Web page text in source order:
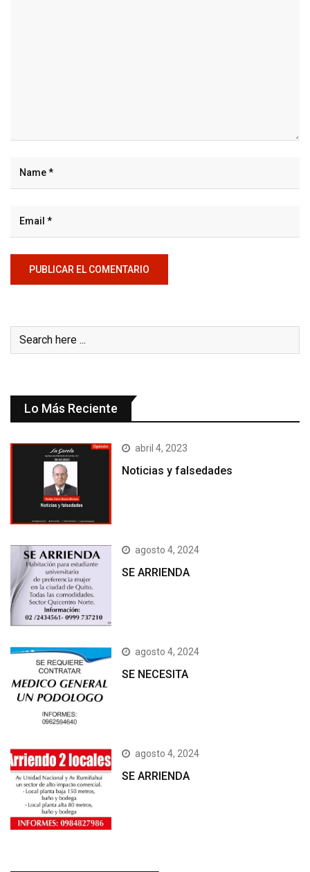
Lo Más Reciente
abril 4, 2023
Noticias y falsedades
agosto 4, 2024
SE ARRIENDA
agosto 4, 2024
SE NECESITA
agosto 4, 2024
SE ARRIENDA